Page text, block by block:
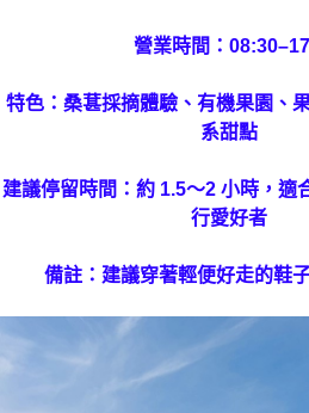
營業時間：
特色：桑葚採摘體驗、有機果園、
系甜點
建議停留時間：約 1.5～2 小時，適
行愛好者
備註：建議穿著輕便好走的鞋